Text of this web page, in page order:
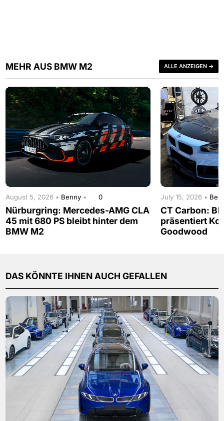
MEHR AUS BMW M2 ALLE ANZEIGEN →
August 5, 2026 • Benny • 0
Nürburgring: Mercedes-AMG CLA
45 mit 680 PS bleibt hinter dem
BMW M2
July 15, 2026 •
CT Carbon:
präsentiert
Goodwood
DAS KÖNNTE IHNEN AUCH GEFALLEN